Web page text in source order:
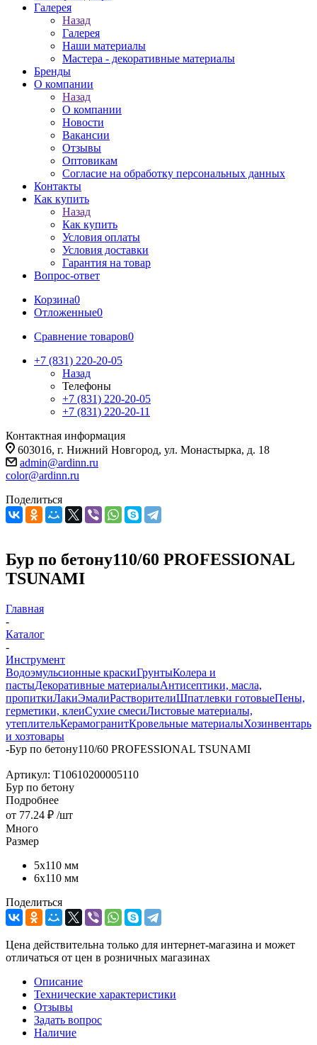
Галерея
Назад
Галерея
Наши материалы
Мастера - декоративные материалы
Бренды
О компании
Назад
О компании
Новости
Вакансии
Отзывы
Оптовикам
Cогласие на обработку персональных данных
Контакты
Как купить
Назад
Как купить
Условия оплаты
Условия доставки
Гарантия на товар
Вопрос-ответ
Корзина0
Отложенные0
Сравнение товаров0
+7 (831) 220-20-05
Назад
Телефоны
+7 (831) 220-20-05
+7 (831) 220-20-11
Контактная информация
603016, г. Нижний Новгород, ул. Монастырка, д. 18
admin@ardinn.ru
color@ardinn.ru
Поделиться
Бур по бетону110/60 PROFESSIONAL
TSUNAMI
Главная
-
Каталог
-
Инструмент
Водоэмульсионные краскиГрунтыКолера и
пастыДекоративные материалыАнтисептики, масла,
пропиткиЛакиЭмалиРастворителиШпатлевки готовыеПены,
герметики, клеиСухие смесиЛистовые материалы,
утеплительКерамогранитКровельные материалыХозинвентарь
и хозтовары
-Бур по бетону110/60 PROFESSIONAL TSUNAMI
Артикул: T10610200005110
Бур по бетону
Подробнее
от 77.24 ₽ /шт
Много
Размер
5х110 мм
6х110 мм
Поделиться
Цена действительна только для интернет-магазина и может
отличаться от цен в розничных магазинах
Описание
Технические характеристики
Отзывы
Задать вопрос
Наличие